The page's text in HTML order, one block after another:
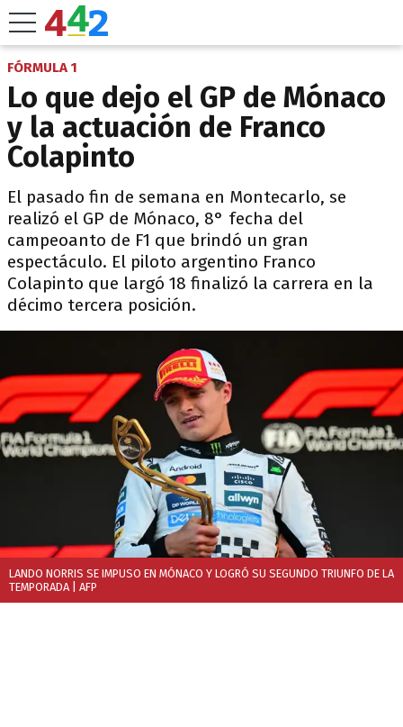
FÓRMULA 1
Lo que dejo el GP de Mónaco
y la actuación de Franco
Colapinto
El pasado fin de semana en Montecarlo, se
realizó el GP de Mónaco, 8° fecha del
campeoanto de F1 que brindó un gran
espectáculo. El piloto argentino Franco
Colapinto que largó 18 finalizó la carrera en la
décimo tercera posición.
LANDO NORRIS SE IMPUSO EN MÓNACO Y LOGRÓ SU SEGUNDO TRIUNFO DE LA
TEMPORADA | AFP